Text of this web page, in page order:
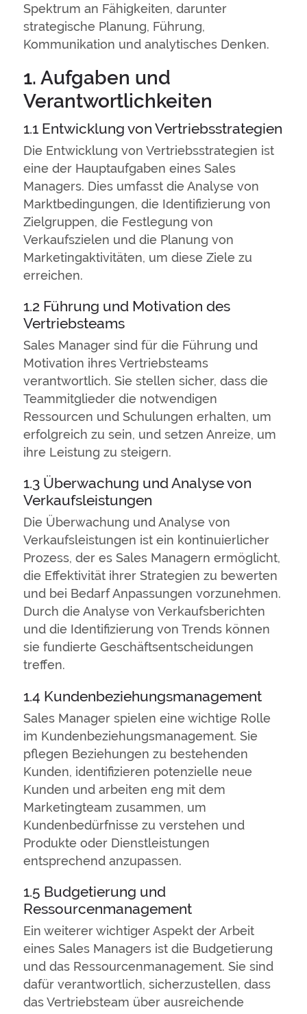
Spektrum an Fähigkeiten, darunter
strategische Planung, Führung,
Kommunikation und analytisches Denken.
1. Aufgaben und
Verantwortlichkeiten
1.1 Entwicklung von Vertriebsstrategien
Die Entwicklung von Vertriebsstrategien ist
eine der Hauptaufgaben eines Sales
Managers. Dies umfasst die Analyse von
Marktbedingungen, die Identifizierung von
Zielgruppen, die Festlegung von
Verkaufszielen und die Planung von
Marketingaktivitäten, um diese Ziele zu
erreichen.
1.2 Führung und Motivation des
Vertriebsteams
Sales Manager sind für die Führung und
Motivation ihres Vertriebsteams
verantwortlich. Sie stellen sicher, dass die
Teammitglieder die notwendigen
Ressourcen und Schulungen erhalten, um
erfolgreich zu sein, und setzen Anreize, um
ihre Leistung zu steigern.
1.3 Überwachung und Analyse von
Verkaufsleistungen
Die Überwachung und Analyse von
Verkaufsleistungen ist ein kontinuierlicher
Prozess, der es Sales Managern ermöglicht,
die Effektivität ihrer Strategien zu bewerten
und bei Bedarf Anpassungen vorzunehmen.
Durch die Analyse von Verkaufsberichten
und die Identifizierung von Trends können
sie fundierte Geschäftsentscheidungen
treffen.
1.4 Kundenbeziehungsmanagement
Sales Manager spielen eine wichtige Rolle
im Kundenbeziehungsmanagement. Sie
pflegen Beziehungen zu bestehenden
Kunden, identifizieren potenzielle neue
Kunden und arbeiten eng mit dem
Marketingteam zusammen, um
Kundenbedürfnisse zu verstehen und
Produkte oder Dienstleistungen
entsprechend anzupassen.
1.5 Budgetierung und
Ressourcenmanagement
Ein weiterer wichtiger Aspekt der Arbeit
eines Sales Managers ist die Budgetierung
und das Ressourcenmanagement. Sie sind
dafür verantwortlich, sicherzustellen, dass
das Vertriebsteam über ausreichende